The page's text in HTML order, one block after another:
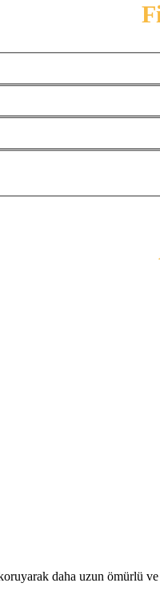
daha uzun ömürlü